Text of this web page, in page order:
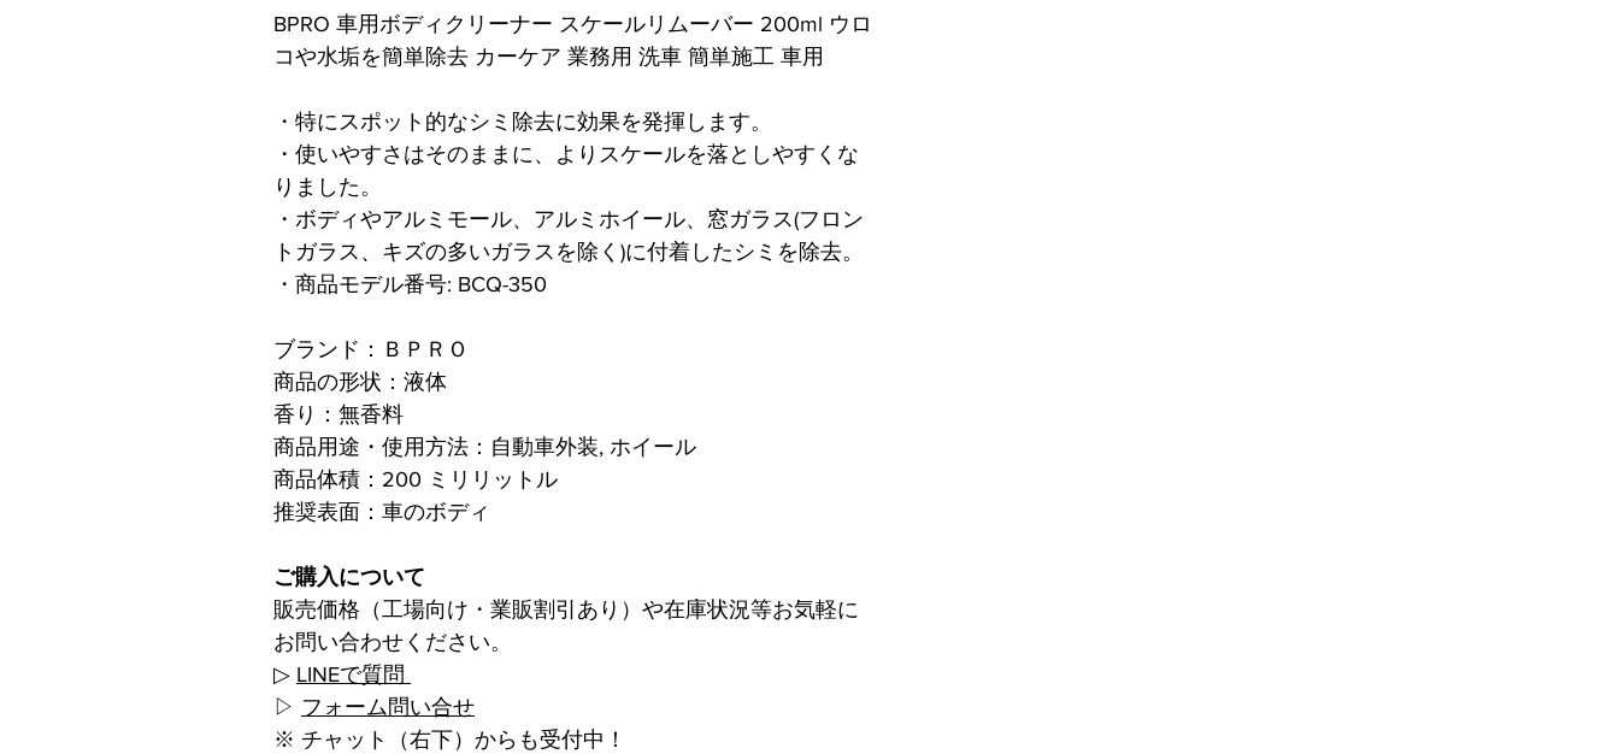
BPRO 車用ボディクリーナー スケールリムーバー 200ml ウロ
コや水垢を簡単除去 カーケア 業務用 洗車 簡単施工 車用
・特にスポット的なシミ除去に効果を発揮します。
・使いやすさはそのままに、よりスケールを落としやすくな
りました。
・ボディやアルミモール、アルミホイール、窓ガラス(フロン
トガラス、キズの多いガラスを除く)に付着したシミを除去。
・商品モデル番号: BCQ-350
ブランド：ＢＰＲＯ
商品の形状：液体
香り：無香料
商品用途・使用方法：自動車外装, ホイール
商品体積：200 ミリリットル
推奨表面：車のボディ
ご購入について
販売価格（工場向け・業販割引あり）や在庫状況等お気軽に
お問い合わせください。
▷ LINEで質問
▷ フォーム問い合せ
※ チャット（右下）からも受付中！